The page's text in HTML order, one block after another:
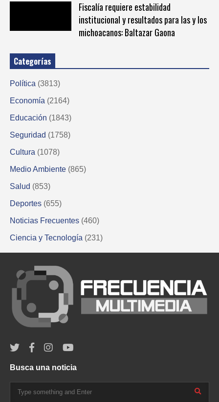
Fiscalía requiere estabilidad
institucional y resultados para las y los
michoacanos: Baltazar Gaona
Categorías
Política (3813)
Economía (2164)
Educación (1843)
Seguridad (1758)
Cultura (1078)
Medio Ambiente (865)
Salud (853)
Deportes (655)
Noticias Frecuentes (460)
Ciencia y Tecnología (231)
Busca una noticia